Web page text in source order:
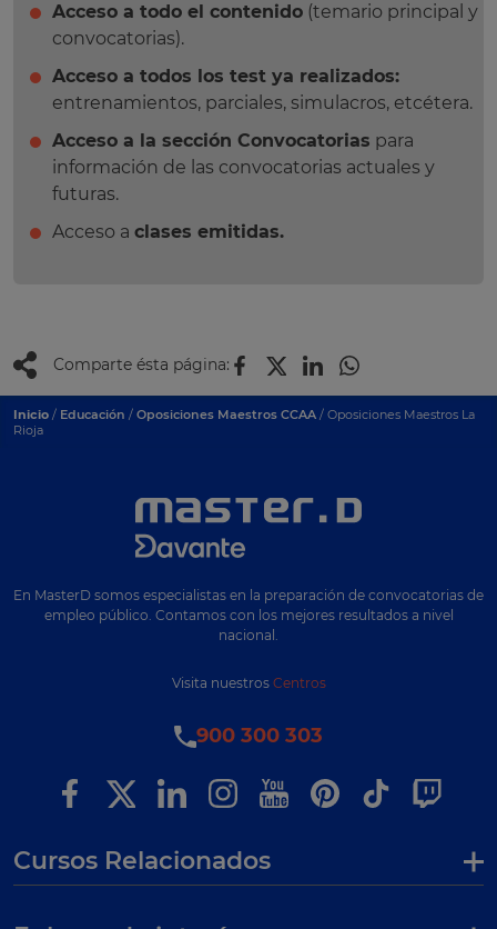
Acceso a todo el contenido (temario principal y
convocatorias).
Acceso a todos los test ya realizados:
entrenamientos, parciales, simulacros, etcétera.
Acceso a la sección Convocatorias para
información de las convocatorias actuales y
futuras.
Acceso a clases emitidas.
Comparte ésta página:
Inicio / Educación / Oposiciones Maestros CCAA / Oposiciones Maestros La
Rioja
En MasterD somos especialistas en la preparación de convocatorias de
empleo público. Contamos con los mejores resultados a nivel
nacional.
Visita nuestros Centros
900 300 303
Cursos Relacionados